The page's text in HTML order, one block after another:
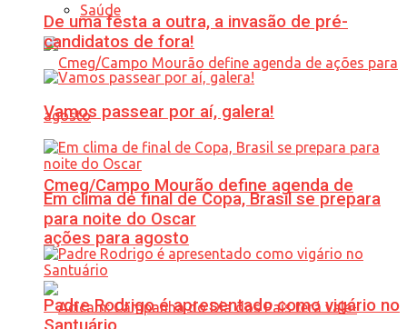
Saúde
Cmeg/Campo Mourão define agenda de
ações para agosto
De uma festa a outra, a invasão de pré-
candidatos de fora!
Vamos passear por aí, galera!
Em clima de final de Copa, Brasil se prepara
para noite do Oscar
Padre Rodrigo é apresentado como vigário no